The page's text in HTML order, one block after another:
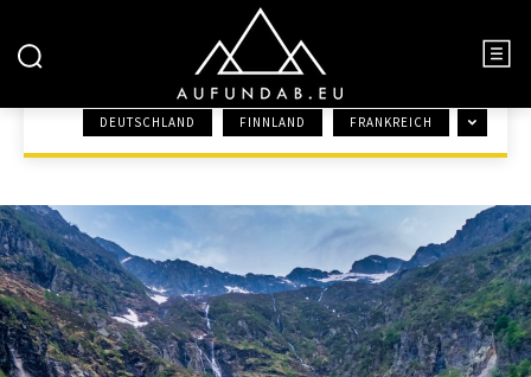
ITALIEN
DEUTSCHLAND FINNLAND FRANKREICH